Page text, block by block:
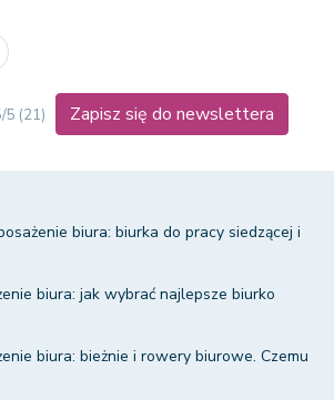
5 (21) Zapisz się do newslettera
biura: biurka do pracy siedzącej i
biura: jak wybrać najlepsze biurko
biura: bieżnie i rowery biurowe. Czemu